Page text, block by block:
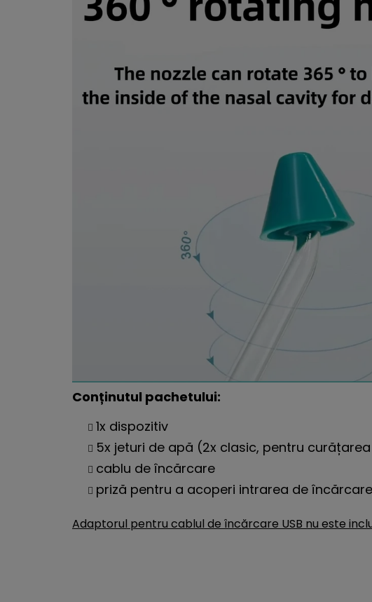
Conținutul pachetului:
1x dispozitiv
5x jeturi de apă (2x clasic, pentru
cablu de încărcare
priză pentru a acoperi intrarea de încărcare
Adaptorul pentru cablul de încărcare USB nu este